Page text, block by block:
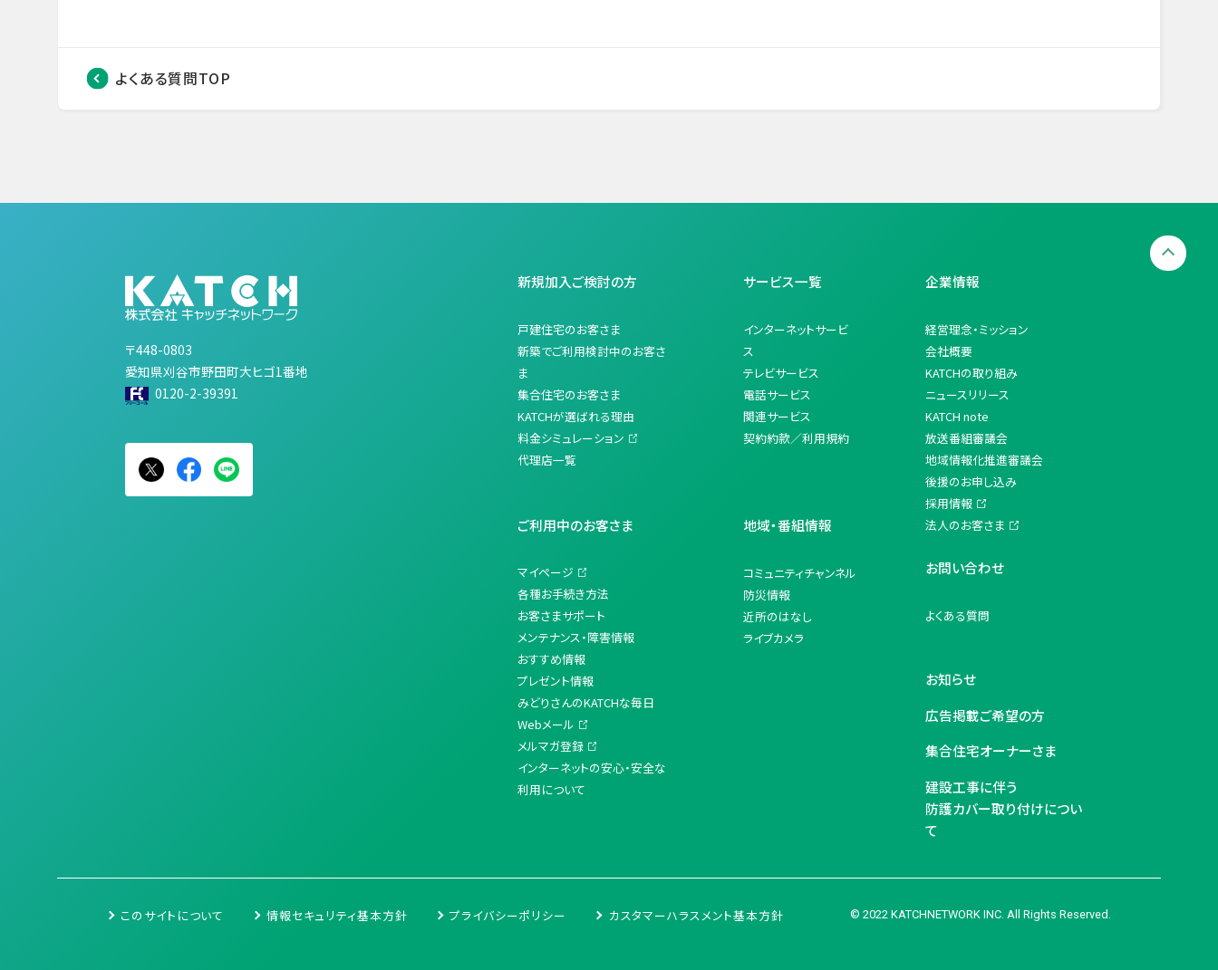
よくある質問TOP
〒448-0803
愛知県刈谷市野田町大ヒゴ1番地
0120-2-39391
新規加入ご検討の方
戸建住宅のお客さま
新築でご利用検討中のお客さ
ま
集合住宅のお客さま
KATCHが選ばれる理由
料金シミュレーション
代理店一覧
ご利用中のお客さま
マイページ
各種お手続き方法
お客さまサポート
メンテナンス・障害情報
おすすめ情報
プレゼント情報
みどりさんのKATCHな毎日
Webメール
メルマガ登録
インターネットの安心・安全な
利用について
サービス一覧
インターネットサービ
ス
テレビサービス
電話サービス
関連サービス
契約約款／利用規約
地域・番組情報
コミュニティチャンネル
防災情報
近所のはなし
ライブカメラ
企業情報
経営理念・ミッション
会社概要
KATCHの取り組み
ニュースリリース
KATCH note
放送番組審議会
地域情報化推進審議会
後援のお申し込み
採用情報
法人のお客さま
お問い合わせ
よくある質問
お知らせ
広告掲載ご希望の方
集合住宅オーナーさま
建設工事に伴う
防護カバー取り付けについ
て
このサイトについて 情報セキュリティ基本方針 プライバシーポリシー カスタマーハラスメント基本方針 © 2022 KATCHNETWORK INC. All Rights Reserved.